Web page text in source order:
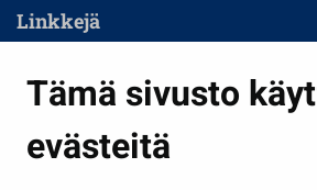
Tämä sivusto
evästeitä
Linkkejä
Kasvatus ja opetus
Kulttuuri ja liikunta